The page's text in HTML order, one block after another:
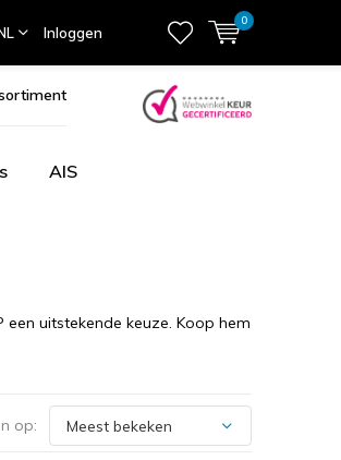
Inloggen
0
AIS
uitstekende keuze. Koop hem
op: